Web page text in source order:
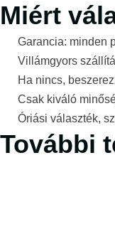
Miért
Garancia: minden
Villámgyors
Ha nincs,
Csak kiváló
Óriási választék,
További